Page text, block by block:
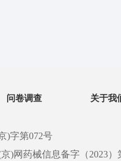
问卷调查 关于我
)字第072号
)网药械信息备字（2023）